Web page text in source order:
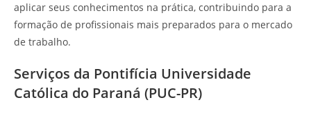
aplicar seus conhecimentos na prática, contribuindo para a
formação de profissionais mais preparados para o mercado
de trabalho.
Serviços da Pontifícia Universidade
Católica do Paraná (PUC-PR)